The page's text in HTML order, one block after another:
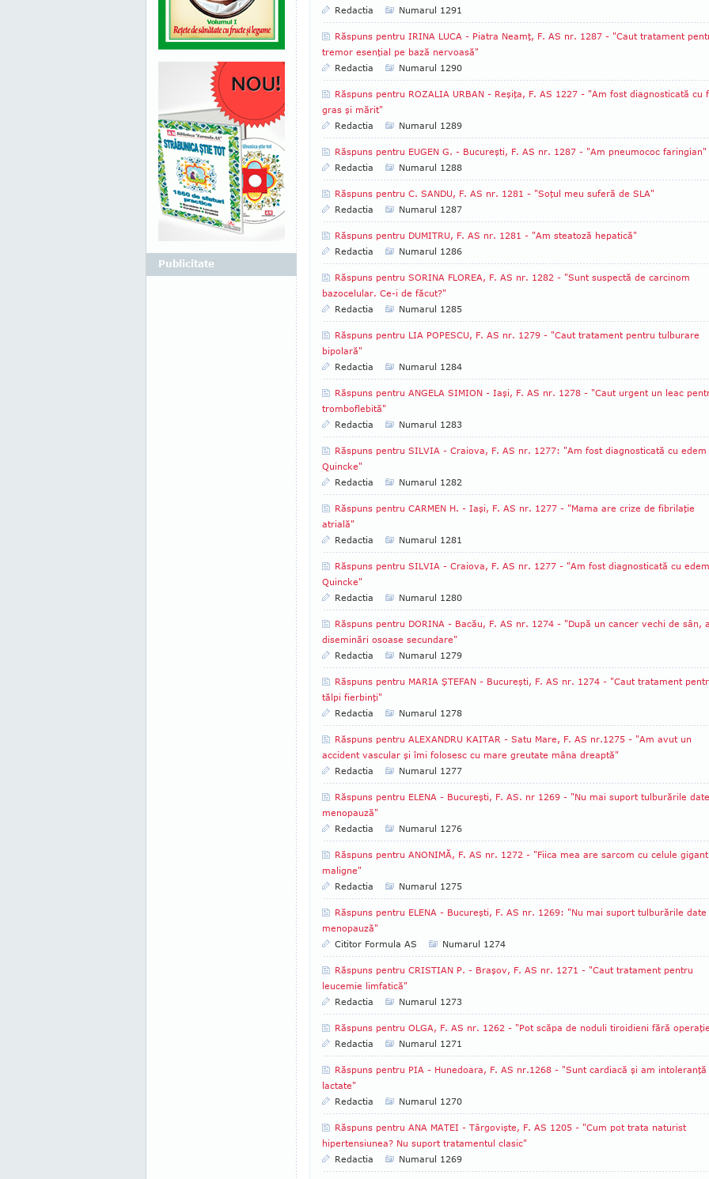
Redactia
Numarul 1291
Răspuns pentru IRINA LUCA - Piatra Neamţ, F. AS nr. 1287 - "Caut tratament
tremor esenţial pe bază nervoasă"
Redactia
Numarul 1290
Răspuns pentru ROZALIA URBAN - Reşiţa, F. AS 1227 - "Am fost diagnosticată cu
gras şi mărit"
Redactia
Numarul 1289
Răspuns pentru EUGEN G. - Bucureşti, F. AS nr. 1287 - "Am pneumococ faringian"
Redactia
Numarul 1288
Răspuns pentru C. SANDU, F. AS nr. 1281 - "Soţul meu suferă de SLA"
Redactia
Numarul 1287
Răspuns pentru DUMITRU, F. AS nr. 1281 - "Am steatoză hepatică"
Redactia
Numarul 1286
Răspuns pentru SORINA FLOREA, F. AS nr. 1282 - "Sunt suspectă de carcinom
bazocelular. Ce-i de făcut?"
Redactia
Numarul 1285
Răspuns pentru LIA POPESCU, F. AS nr. 1279 - "Caut tratament pentru tulburare
bipolară"
Redactia
Numarul 1284
Răspuns pentru ANGELA SIMION - Iaşi, F. AS nr. 1278 - "Caut urgent un leac
tromboflebită"
Redactia
Numarul 1283
Răspuns pentru SILVIA - Craiova, F. AS nr. 1277: "Am fost diagnosticată cu edem
Quincke"
Redactia
Numarul 1282
Răspuns pentru CARMEN H. - Iaşi, F. AS nr. 1277 - "Mama are crize de fibrilaţie
atrială"
Redactia
Numarul 1281
Răspuns pentru SILVIA - Craiova, F. AS nr. 1277 - "Am fost diagnosticată cu edem
Quincke"
Redactia
Numarul 1280
Răspuns pentru DORINA - Bacău, F. AS nr. 1274 - "După un cancer vechi de sân,
diseminări osoase secundare"
Redactia
Numarul 1279
Răspuns pentru MARIA ŞTEFAN - Bucureşti, F. AS nr. 1274 - "Caut tratament
tălpi fierbinţi"
Redactia
Numarul 1278
Răspuns pentru ALEXANDRU KAITAR - Satu Mare, F. AS nr.1275 - "Am avut un
accident vascular şi îmi folosesc cu mare greutate mâna dreaptă"
Redactia
Numarul 1277
Răspuns pentru ELENA - Bucureşti, F. AS. nr 1269 - "Nu mai suport tulburările
menopauză"
Redactia
Numarul 1276
Răspuns pentru ANONIMĂ, F. AS nr. 1272 - "Fiica mea are sarcom cu celule gigant
maligne"
Redactia
Numarul 1275
Răspuns pentru ELENA - Bucureşti, F. AS nr. 1269: "Nu mai suport tulburările date
menopauză"
Cititor Formula AS
Numarul 1274
Răspuns pentru CRISTIAN P. - Braşov, F. AS nr. 1271 - "Caut tratament pentru
leucemie limfatică"
Redactia
Numarul 1273
Răspuns pentru OLGA, F. AS nr. 1262 - "Pot scăpa de noduli tiroidieni fără
Redactia
Numarul 1271
Răspuns pentru PIA - Hunedoara, F. AS nr.1268 - "Sunt cardiacă şi am intoleranţă
lactate"
Redactia
Numarul 1270
Răspuns pentru ANA MATEI - Târgovişte, F. AS 1205 - "Cum pot trata naturist
hipertensiunea? Nu suport tratamentul clasic"
Redactia
Numarul 1269
Publicitate